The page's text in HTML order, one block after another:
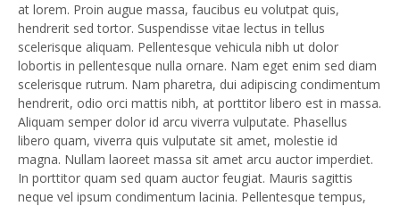
at lorem. Proin augue massa, faucibus eu volutpat quis,
hendrerit sed tortor. Suspendisse vitae lectus in tellus
scelerisque aliquam. Pellentesque vehicula nibh ut dolor
lobortis in pellentesque nulla ornare. Nam eget enim sed diam
scelerisque rutrum. Nam pharetra, dui adipiscing condimentum
hendrerit, odio orci mattis nibh, at porttitor libero est in massa.
Aliquam semper dolor id arcu viverra vulputate. Phasellus
libero quam, viverra quis vulputate sit amet, molestie id
magna. Nullam laoreet massa sit amet arcu auctor imperdiet.
In porttitor quam sed quam auctor feugiat. Mauris sagittis
neque vel ipsum condimentum lacinia. Pellentesque tempus,